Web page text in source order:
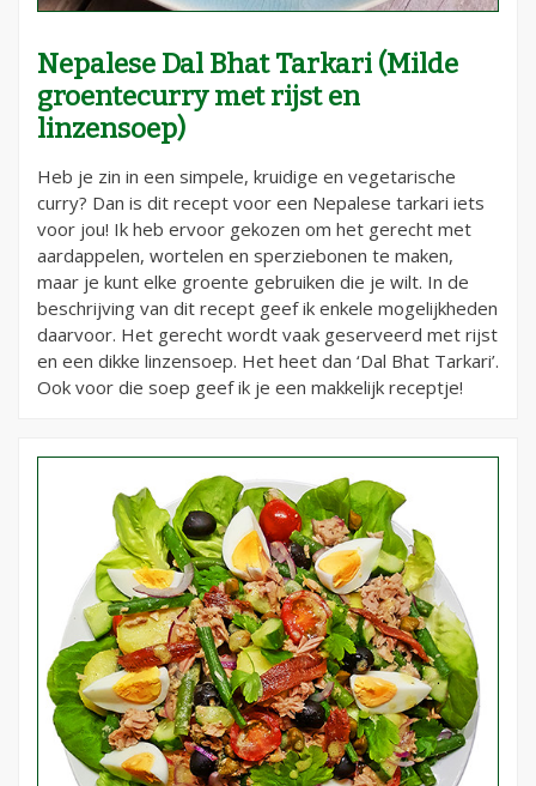
Nepalese Dal Bhat Tarkari (Milde
groentecurry met rijst en
linzensoep)
Heb je zin in een simpele, kruidige en vegetarische
curry? Dan is dit recept voor een Nepalese tarkari iets
voor jou! Ik heb ervoor gekozen om het gerecht met
aardappelen, wortelen en sperziebonen te maken,
maar je kunt elke groente gebruiken die je wilt. In de
beschrijving van dit recept geef ik enkele mogelijkheden
daarvoor. Het gerecht wordt vaak geserveerd met rijst
en een dikke linzensoep. Het heet dan ‘Dal Bhat Tarkari’.
Ook voor die soep geef ik je een makkelijk receptje!